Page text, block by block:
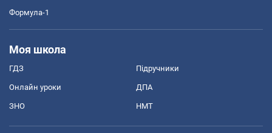
Формула-1
Моя школа
ГДЗ Підручники
Онлайн уроки ДПА
ЗНО НМТ